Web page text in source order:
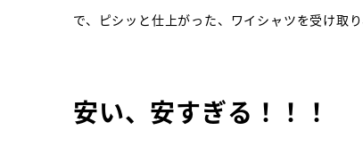
で、ピシッと仕上がった、ワイシャツを受け取り
安い、安すぎる！！！